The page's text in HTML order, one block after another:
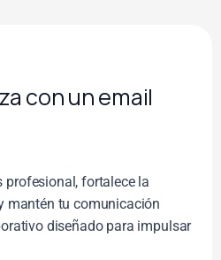
con un email
profesional, fortalece la
mantén tu comunicación
diseñado para impulsar